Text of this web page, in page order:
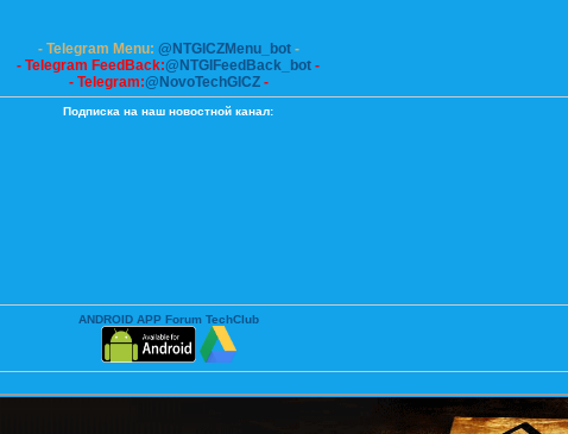
- Telegram Menu: @NTGICZMenu_bot-
- Telegram FeedBack:@NTGIFeedBack_bot -
- Telegram:@NovoTechGICZ-
Подписка на наш новостной канал:
ANDROID APP Forum TechClub